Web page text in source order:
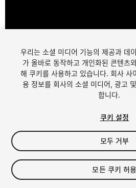
1/2
$4.99
세금/부가세는 결제 시 반영됩니다.
우리는 소셜 미디어 기능의 제공과 데
가 올바로 동작하고 개인화된 콘텐츠
해 쿠키를 사용하고 있습니다. 회사 사
용 정보를 회사의 소셜 미디어, 광고
합니다.
쿠키 설정
모두 거부
모든 쿠키 허용